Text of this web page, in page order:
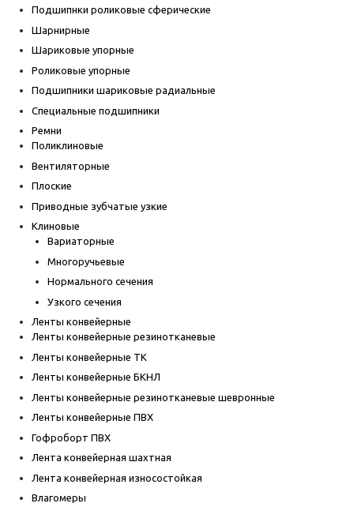
Подшипнки роликовые сферические
Шарнирные
Шариковые упорные
Роликовые упорные
Подшипники шариковые радиальные
Специальные подшипники
Ремни
Поликлиновые
Вентиляторные
Плоские
Приводные зубчатые узкие
Клиновые
Вариаторные
Многоручьевые
Нормального сечения
Узкого сечения
Ленты конвейерные
Ленты конвейерные резинотканевые
Ленты конвейерные ТК
Ленты конвейерные БКНЛ
Ленты конвейерные резинотканевые шевронные
Ленты конвейерные ПВХ
Гофроборт ПВХ
Лента конвейерная шахтная
Лента конвейерная износостойкая
Влагомеры